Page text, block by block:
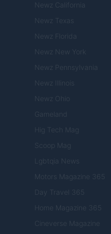
Newz California
Newz Texas
Newz Florida
Newz New York
Newz Pennsylvania
Newz Illinois
Newz Ohio
Gameland
Hig Tech Mag
Scoop Mag
Lgbtqia News
Motors Magazine 365
Day Travel 365
Home Magazine 365
Cineverse Magazine